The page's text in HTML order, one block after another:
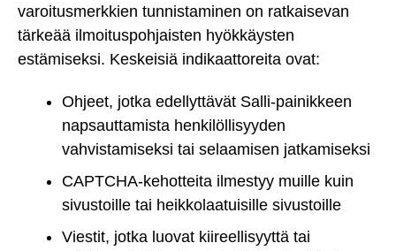
varoitusmerkkien tunnistaminen on ratkaisevan
tärkeää ilmoituspohjaisten hyökkäysten
estämiseksi. Keskeisiä indikaattoreita ovat:
Ohjeet, jotka edellyttävät Salli-painikkeen
napsauttamista henkilöllisyyden
vahvistamiseksi tai selaamisen jatkamiseksi
CAPTCHA-kehotteita ilmestyy muille kuin
sivustoille tai heikkolaatuisille sivustoille
Viestit, jotka luovat kiireellisyyttä tai